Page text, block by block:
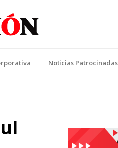
Noticias Patrocinadas